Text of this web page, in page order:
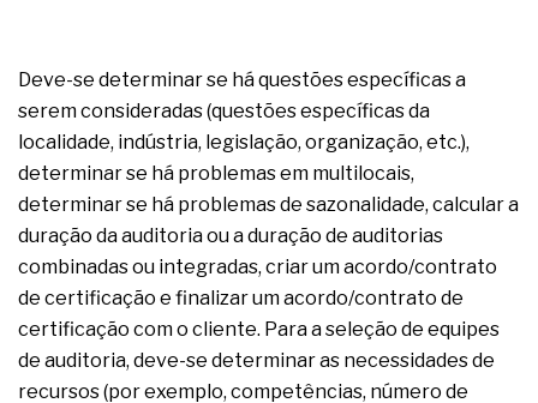
Deve-se determinar se há questões específicas a
serem consideradas (questões específicas da
localidade, indústria, legislação, organização, etc.),
determinar se há problemas em multilocais,
determinar se há problemas de sazonalidade, calcular a
duração da auditoria ou a duração de auditorias
combinadas ou integradas, criar um acordo/contrato
de certificação e finalizar um acordo/contrato de
certificação com o cliente. Para a seleção de equipes
de auditoria, deve-se determinar as necessidades de
recursos (por exemplo, competências, número de